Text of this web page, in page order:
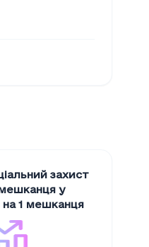
захист
у
на 1 мешканця